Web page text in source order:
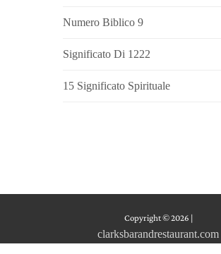
Numero Biblico 9
Significato Di 1222
15 Significato Spirituale
Copyright © 2026 |
clarksbarandrestaurant.com